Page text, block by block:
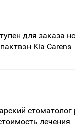
для заказа
Kia Carens
стоматолог
лечения